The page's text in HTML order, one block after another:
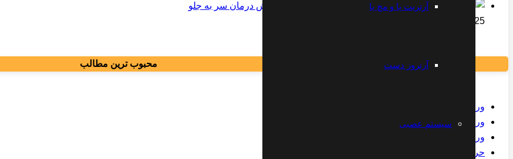
آرتریت پا و مچ پا
آرتروز دست
سیستم عصبی
ورزش درمان سر به جلو
2022-04-25
محبوب ترین مطالب
ورزش مخصوص درد سیاتیک
ورزش مخصوص شانه درد
ورزش درد پشت شانه
حرکات اصلاحی کاهش درد آرنج